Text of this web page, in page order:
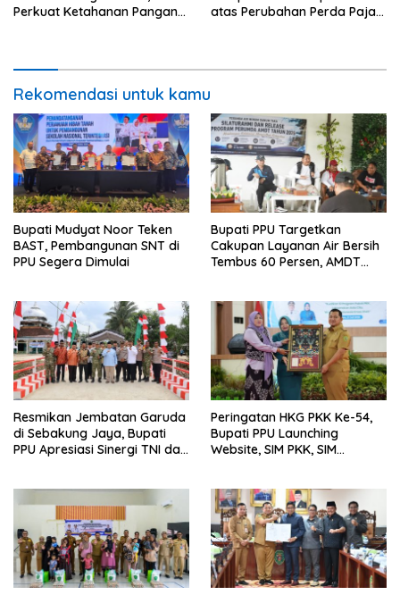
Perkuat Ketahanan Pangan
atas Perubahan Perda Pajak
Rekomendasi untuk kamu
Bupati Mudyat Noor Teken
BAST, Pembangunan SNT di
PPU Segera Dimulai
Bupati PPU Targetkan
Cakupan Layanan Air Bersih
Tembus 60 Persen, AMDT
Resmikan Jembatan Garuda
di Sebakung Jaya, Bupati
PPU Apresiasi Sinergi TNI dan
Peringatan HKG PKK Ke-54,
Bupati PPU Launching
Website, SIM PKK, SIM